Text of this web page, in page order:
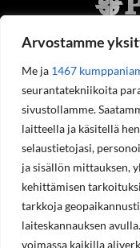
Arvostamme
Me ja 1467
seurantatekniikoita
sivustollamme.
laitteella ja käsitellä
selaustietojasi,
ja sisällön mittauksen,
kehittämisen
tarkkoja
laiteskannauksen
voimassa kaikilla
Tilaukset ja